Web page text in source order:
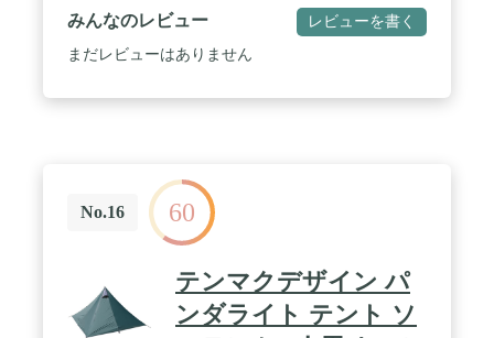
リタフタ（ブリーザブル撥水加工） ［フロアシー
ト］バルキーポリタフタ（耐水圧3000mm） / ロン
グノーズシルエットなので大型前室が実現。前室で
みんなのレビュー レビューを書く
まだレビューはありません
No.16 60
テンマクデザイン パ
ンダライト テント ソ